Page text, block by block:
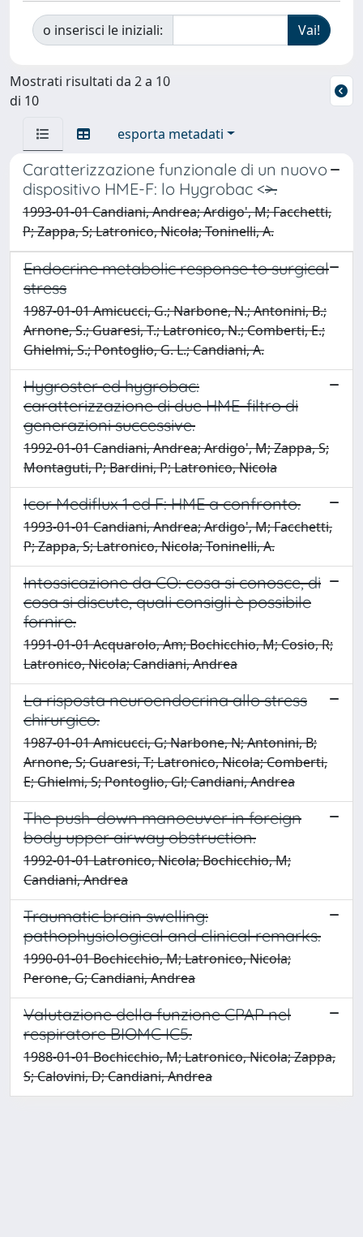
o inserisci le iniziali:
Mostrati risultati da 2 a 10
di 10
esporta metadati
Caratterizzazione funzionale di un nuovo
dispositivo HME-F: lo Hygrobac <>.
1993-01-01 Candiani, Andrea; Ardigo', M; Facchetti,
P; Zappa, S; Latronico, Nicola; Toninelli, A.
Endocrine metabolic response to surgical
stress
1987-01-01 Amicucci, G.; Narbone, N.; Antonini, B.;
Arnone, S.; Guaresi, T.; Latronico, N.; Comberti, E.;
Ghielmi, S.; Pontoglio, G. L.; Candiani, A.
Hygroster ed hygrobac:
caratterizzazione di due HME-filtro di
generazioni successive.
1992-01-01 Candiani, Andrea; Ardigo', M; Zappa, S;
Montaguti, P; Bardini, P; Latronico, Nicola
Icor Mediflux 1 ed F: HME a confronto.
1993-01-01 Candiani, Andrea; Ardigo', M; Facchetti,
P; Zappa, S; Latronico, Nicola; Toninelli, A.
Intossicazione da CO: cosa si conosce, di
cosa si discute, quali consigli è possibile
fornire.
1991-01-01 Acquarolo, Am; Bochicchio, M; Cosio, R;
Latronico, Nicola; Candiani, Andrea
La risposta neuroendocrina allo stress
chirurgico.
1987-01-01 Amicucci, G; Narbone, N; Antonini, B;
Arnone, S; Guaresi, T; Latronico, Nicola; Comberti,
E; Ghielmi, S; Pontoglio, Gl; Candiani, Andrea
The push-down manoeuver in foreign
body upper airway obstruction.
1992-01-01 Latronico, Nicola; Bochicchio, M;
Candiani, Andrea
Traumatic brain swelling:
pathophysiological and clinical remarks.
1990-01-01 Bochicchio, M; Latronico, Nicola;
Perone, G; Candiani, Andrea
Valutazione della funzione CPAP nel
respiratore BIOMC IC5.
1988-01-01 Bochicchio, M; Latronico, Nicola; Zappa,
S; Calovini, D; Candiani, Andrea